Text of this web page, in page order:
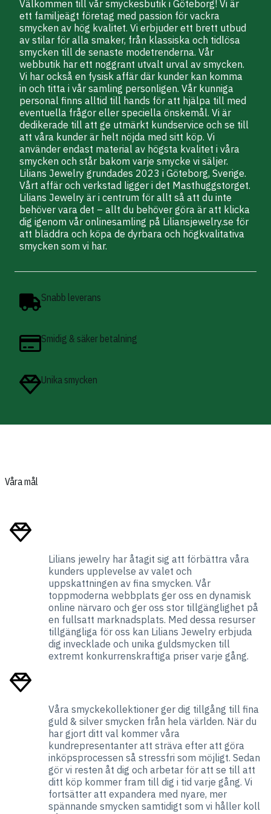
Välkommen till vår smyckesbutik i Göteborg! Vi är
ett familjeägt företag med passion för vackra
smycken av hög kvalitet. Vi erbjuder ett brett utbud
av stilar för alla smaker, från klassiska och tidlösa
smycken till de senaste modetrenderna. Vår
webbutik har ett noggrant utvalt urval av smycken.
Vi har också en fysisk affär där kunder kan komma
in och titta i vår samling personligen. Vår kunniga
personal finns alltid till hands för att hjälpa till med
eventuella frågor eller speciella önskemål. Vi är
dedikerade till att ge utmärkt kundservice och se till
att våra kunder är helt nöjda med sitt köp. Vi
använder endast material av högsta kvalitet i våra
smycken och står bakom varje smycke vi säljer.
Lilians Jewelry grundades 2023 i Göteborg, Sverige.
Vårt affär och verkstad ligger i det Masthuggstorget.
Lilians Jewelry är i centrum för allt så att du inte
behöver vara det – allt du behöver göra är att klicka
dig igenom vår onlinesamling på Liliansjewelry.se för
att bläddra och köpa de dyrbara och högkvalitativa
smycken som vi har.
Snabb leverans
Smidig & säker betalning
Unika smycken
Våra mål
Lilians jewelry har åtagit sig att förbättra våra
kunders upplevelse av valet och
uppskattningen av fina smycken. Vår
toppmoderna webbplats ger oss en dynamisk
online närvaro och ger oss stor tillgänglighet på
en fullsatt marknadsplats. Med dessa resurser
tillgängliga för oss kan Lilians Jewelry erbjuda
dig invecklade och unika guldsmycken till
extremt konkurrenskraftiga priser varje gång.
Våra smyckekollektioner ger dig tillgång till fina
guld & silver smycken från hela världen. När du
har gjort ditt val kommer våra
kundrepresentanter att sträva efter att göra
inköpsprocessen så stressfri som möjligt. Sedan
gör vi resten åt dig och arbetar för att se till att
ditt köp kommer fram till dig i tid varje gång. Vi
fortsätter att expandera med nyare, mer
spännande smycken samtidigt som vi håller koll